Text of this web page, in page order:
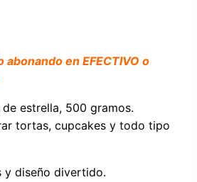
abonando en EFECTIVO o
estrella, 500 gramos.
tortas, cupcakes y todo tipo
y diseño divertido.